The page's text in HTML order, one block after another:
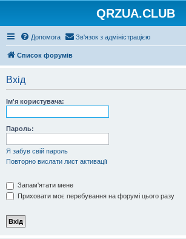
QRZUA.CLUB
Допомога Зв'язок з адміністрацією
Список форумів
Вхід
Ім'я користувача:
Пароль:
Я забув свій пароль
Повторно вислати лист активації
Запам'ятати мене
Приховати моє перебування на форумі цього разу